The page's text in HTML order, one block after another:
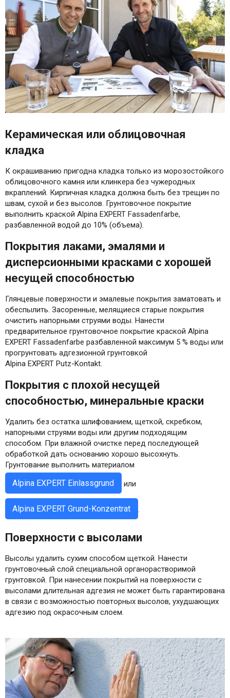
Керамическая или облицовочная
кладка
К окрашиванию пригодна кладка только из морозостойкого
облицовочного камня или клинкера без чужеродных
вкраплений. Кирпичная кладка должна быть без трещин по
швам, сухой и без высолов. Грунтовочное покрытие
выполнить краской Alpina EXPERT Fassadenfarbe,
разбавленной водой до 10% (объема).
Покрытия лаками, эмалями и
дисперсионными красками с хорошей
несущей способностью
Глянцевые поверхности и эмалевые покрытия заматовать и
обеспылить. Засоренные, мелящиеся старые покрытия
очистить напорными струями воды. Нанести
предварительное грунтовочное покрытие краской Alpina
EXPERT Fassadenfarbe разбавленной максимум 5 % воды или
прогрунтовать адгезионной грунтовкой
Alpina EXPERT Putz-Kontakt.
Покрытия с плохой несущей
способностью, минеральные краски
Удалить без остатка шлифованием, щеткой, скребком,
напорными струями воды или другим подходящим
способом. При влажной очистке перед последующей
обработкой дать основанию хорошо высохнуть.
Грунтование выполнить материалом
Alpina EXPERT Einlassgrund или
Alpina EXPERT Grund-Konzentrat
Поверхности с высолами
Высолы удалить сухим способом щеткой. Нанести
грунтовочный слой специальной органорастворимой
грунтовкой. При нанесении покрытий на поверхности с
высолами длительная адгезия не может быть гарантирована
в связи с возможностью повторных высолов, ухудшающих
адгезию под окрасочным слоем.